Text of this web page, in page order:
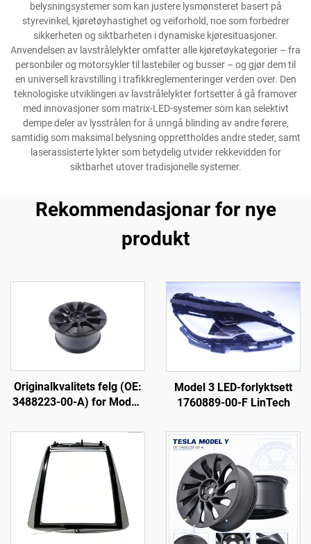
belysningsystemer som kan justere lysmønsteret basert på
styrevinkel, kjøretøyhastighet og veiforhold, noe som forbedrer
sikkerheten og siktbarheten i dynamiske kjøresituasjoner.
Anvendelsen av lavstrålelykter omfatter alle kjøretøykategorier – fra
personbiler og motorsykler til lastebiler og busser – og gjør dem til
en universell kravstilling i trafikkreglementeringer verden over. Den
teknologiske utviklingen av lavstrålelykter fortsetter å gå framover
med innovasjoner som matrix-LED-systemer som kan selektivt
dempe deler av lysstrålen for å unngå blinding av andre førere,
samtidig som maksimal belysning opprettholdes andre steder, samt
laserassisterte lykter som betydelig utvider rekkevidden for
siktbarhet utover tradisjonelle systemer.
Rekommendasjonar for nye
produkt
Originalkvalitets felg (OE:
3488223-00-A) for Modell
aluminiumslegering, høy
nøyaktighet, kompatibel
med originale hjulbolter og
bremseanlegg, for
utskifting og tilpasning
Model 3 LED-forlyktsett
1760889-00-F LinTech